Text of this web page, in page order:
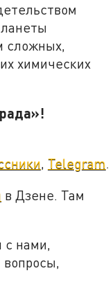
сложных,
химических
, Telegram.
в Дзене. Там
с нами,